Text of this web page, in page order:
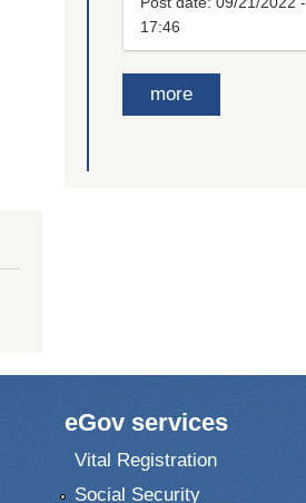
17:46
more
eGov services
Vital Registration
Social Security